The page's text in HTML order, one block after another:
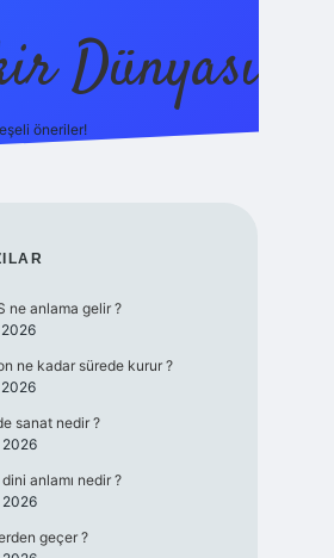
Dünyası
öneriler!
ne anlama gelir ?
ne kadar sürede kurur ?
sanat nedir ?
2026
dini anlamı nedir ?
2026
geçer ?